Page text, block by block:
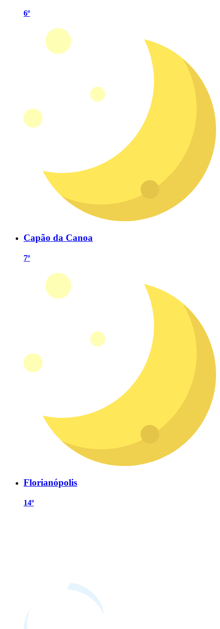
6º
Capão da Canoa
7º
Florianópolis
14º